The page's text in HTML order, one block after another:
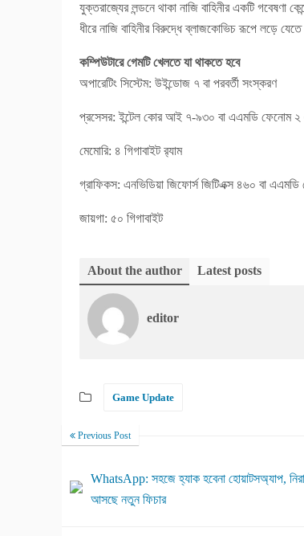
যুক্তরাজ্যের লন্ডনে থাকা নাজি বাহিনীর একটি গবেষণা
ধীরে নাজি বাহিনীর বিরুদ্ধে ব্লাজকোভিচ রূপে লড়ে
কম্পিউটারে গেমটি খেলতে যা থাকতে হবে
অপারেটিং সিস্টেম: উইন্ডোজ ৭ বা পরবর্তী সংস্করণ
প্রসেসর: ইন্টেল কোর আই ৭-৯৩০ বা এএমডি ফেনোম ২
মেমোরি: ৪ গিগাবাইট র‍্যাম
গ্রাফিকস: এনভিডিয়া জিফোর্স জিটিএক্স ৪৬০ বা
জায়গা: ৫০ গিগাবাইট
About the author Latest posts
editor
Game Update
Previous Post
WhatsApp: সহজে হ্যাক হবেনা হোয়াটসঅ্যাপ,
আসছে নতুন ফিচার